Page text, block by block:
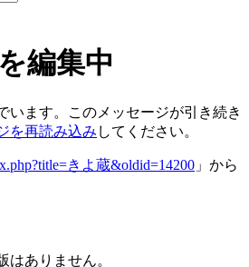
編集中
います。このメッセージが引き続き
を再読み込み してください。
きよ蔵&oldid=14200 」から
はありません。